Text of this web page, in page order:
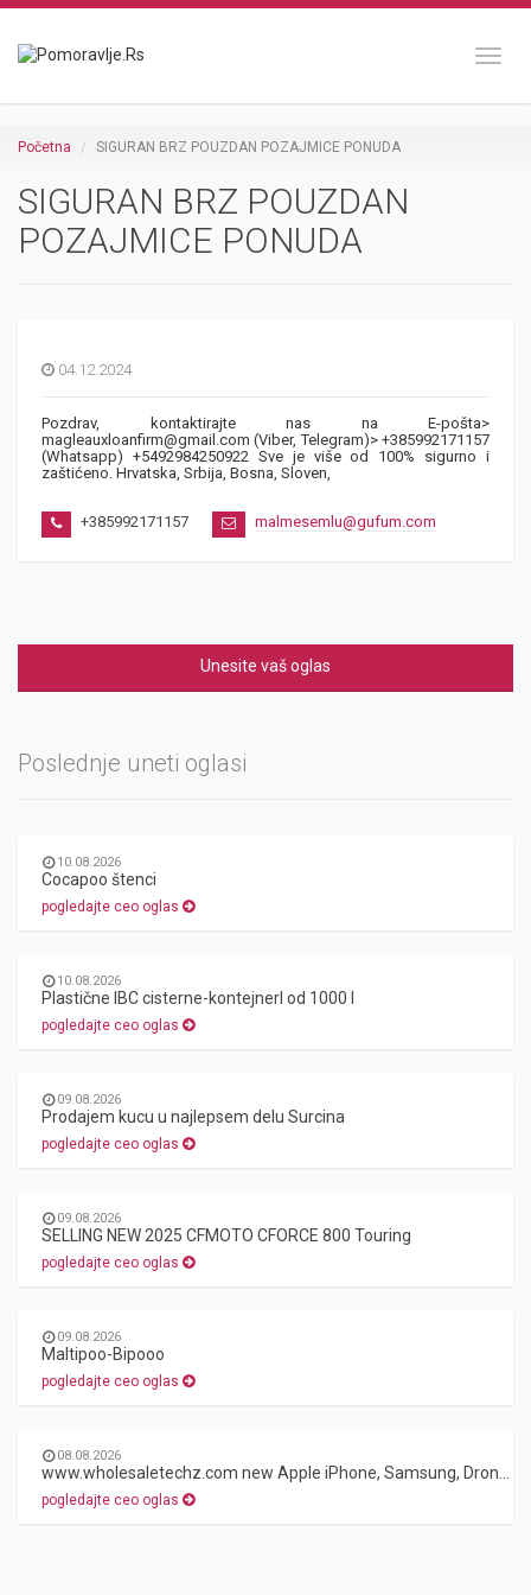
Početna SIGURAN BRZ POUZDAN POZAJMICE PONUDA
SIGURAN BRZ POUZDAN
POZAJMICE PONUDA
04.12.2024
Pozdrav, kontaktirajte nas na E-pošta>
magleauxloanfirm@gmail.com (Viber, Telegram)> +385992171157
(Whatsapp) +5492984250922 Sve je više od 100% sigurno i
zaštićeno. Hrvatska, Srbija, Bosna, Sloven,
+385992171157 malmesemlu@gufum.com
Unesite vaš oglas
Poslednje uneti oglasi
10.08.2026
Cocapoo štenci
pogledajte ceo oglas
10.08.2026
Plastične IBC cisterne-kontejnerI od 1000 l
pogledajte ceo oglas
09.08.2026
Prodajem kucu u najlepsem delu Surcina
pogledajte ceo oglas
09.08.2026
SELLING NEW 2025 CFMOTO CFORCE 800 Touring
pogledajte ceo oglas
09.08.2026
Maltipoo-Bipooo
pogledajte ceo oglas
08.08.2026
pogledajte ceo oglas